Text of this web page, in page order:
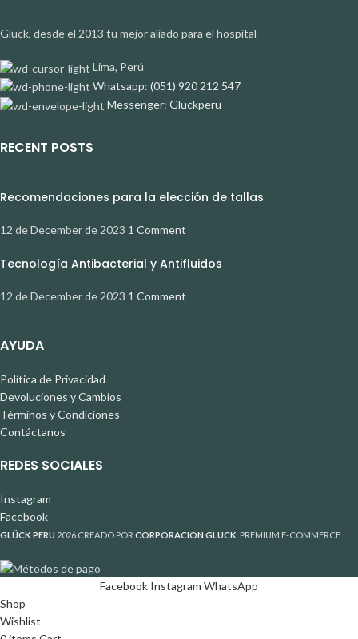
Glück, desde el 2013 tu mejor aliado para el hospital
Lima, Perú
Whatsapp: (051) 920 212 547
Messenger: Gluckperu
RECENT POSTS
Recomendaciones para la elección de tallas
12 de December de 2023 1 Comment
Tecnología Antibacterial y Antifluidos
12 de December de 2023 1 Comment
AYUDA
Política de Privacidad
Devoluciones y Cambios
Términos y Condiciones
Contáctanos
REDES SOCIALES
Instagram
Facebook
GLÜCK PERU 2026 CREADO POR CORPORACION GLUCK . PREMIUM E-COMMERCE
Facebook Instagram WhatsApp
Shop
Wishlist